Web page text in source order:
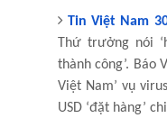
Tin Việt Nam
Thứ trưởng nói
thành công’. Báo
Việt Nam’ vụ
USD ‘đặt hàng’